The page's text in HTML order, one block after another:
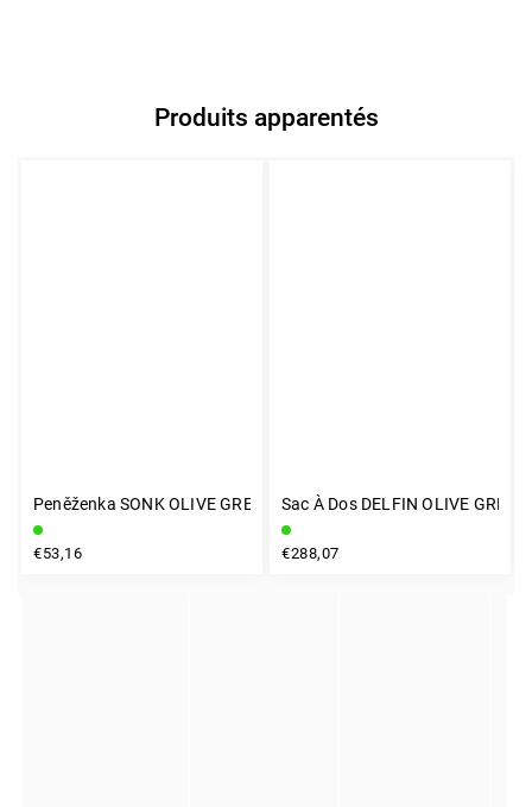
Produits apparentés
Peněženka SONK OLIVE GREEN
€53,16
Sac À Dos DELFIN OLIVE
€288,07
INSTAGRAM